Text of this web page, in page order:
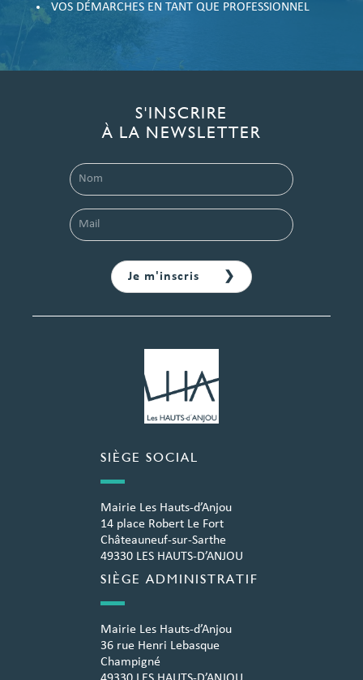
VOS DÉMARCHES EN TANT QUE PROFESSIONNEL
S'INSCRIRE
À LA NEWSLETTER
SIÈGE SOCIAL
Mairie Les Hauts-d’Anjou
14 place Robert Le Fort
Châteauneuf-sur-Sarthe
49330 LES HAUTS-D’ANJOU
SIÈGE ADMINISTRATIF
Mairie Les Hauts-d’Anjou
36 rue Henri Lebasque
Champigné